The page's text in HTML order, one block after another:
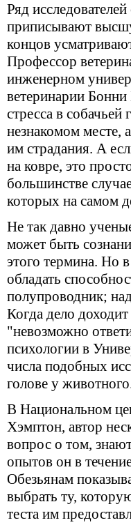
Ряд
приписывают
концов
Профессор
инженерном
ветеринарии Бонни
стресса в
незнакомом месте,
им страдания. А
на ковре, это
большинстве
которых на самом
Не так давно
может быть
этого термина. Но
обладать
полупроводник;
Когда дело
"невозможно
психологии в
числа подобных
голове у
В Национальном
Хэмптон, автор
вопрос о том,
опытов он в
Обезьянам
выбрать ту,
теста им